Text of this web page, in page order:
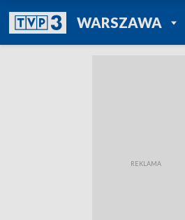
WARSZAWA
POWRÓT
TVP